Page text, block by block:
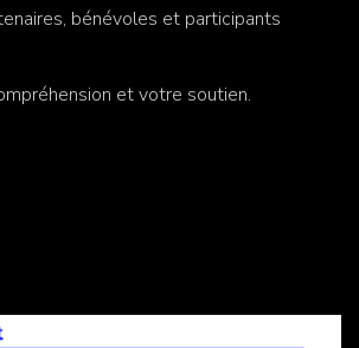
bénévoles et participants
et votre soutien.